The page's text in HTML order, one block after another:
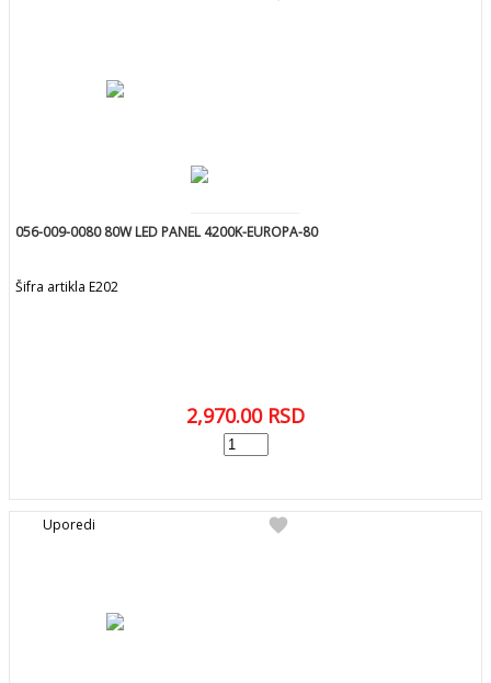
056-009-0080 80W LED PANEL 4200K-EUROPA-80
Šifra artikla E202
2,970.00 RSD
favorite
Uporedi